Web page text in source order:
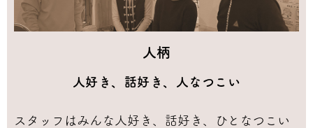
人柄
人好き、話好き、人なつこい
スタッフはみんな人好き、話好き、ひとなつこい